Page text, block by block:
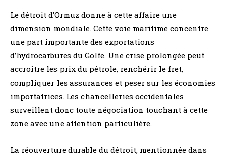
Le détroit d’Ormuz donne à cette affaire une
dimension mondiale. Cette voie maritime concentre
une part importante des exportations
d’hydrocarbures du Golfe. Une crise prolongée peut
accroître les prix du pétrole, renchérir le fret,
compliquer les assurances et peser sur les économies
importatrices. Les chancelleries occidentales
surveillent donc toute négociation touchant à cette
zone avec une attention particulière.
La réouverture durable du détroit, mentionnée dans